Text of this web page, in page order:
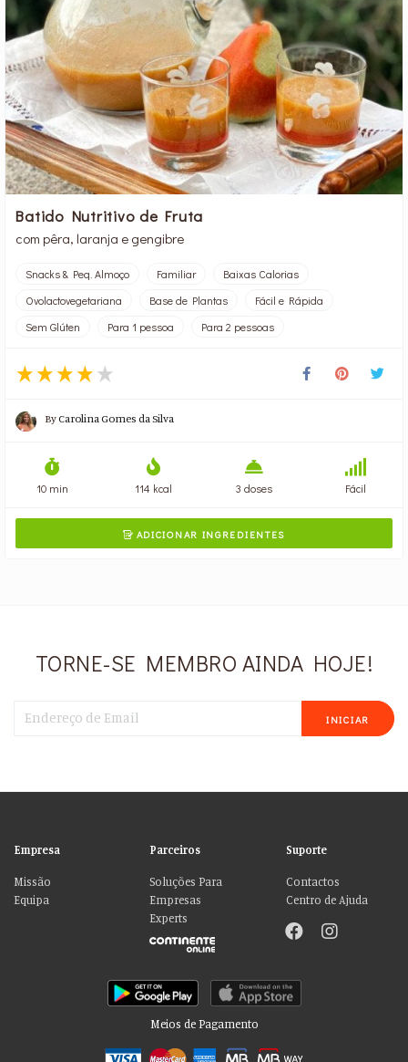
Batido Nutritivo de Fruta
com pêra, laranja e gengibre
Snacks & Peq. Almoço Familiar
Baixas Calorias
Ovolactovegetariana
Base de Plantas
Fácil e Rápida
Sem Glúten
Para 1 pessoa Para 2 pessoas
ByCarolina Gomes da Silva
10 min 114 kcal 3 doses Fácil
ADICIONAR INGREDIENTES
TORNE-SE MEMBRO AINDA HOJE!
INICIAR
Empresa
Missão
Equipa
Parceiros
Soluções Para
Empresas
Experts
Suporte
Contactos
Centro de Ajuda
Meios de Pagamento